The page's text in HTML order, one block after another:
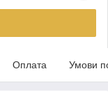
Оплата Умови